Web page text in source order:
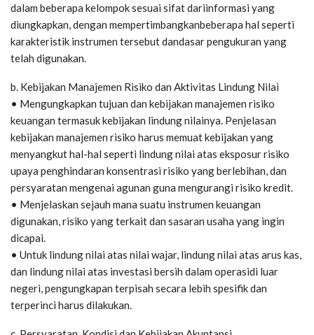
dalam beberapa kelompok sesuai sifat dariinformasi yang
diungkapkan, dengan mempertimbangkanbeberapa hal seperti
karakteristik instrumen tersebut dandasar pengukuran yang
telah digunakan.
b. Kebijakan Manajemen Risiko dan Aktivitas Lindung Nilai
• Mengungkapkan tujuan dan kebijakan manajemen risiko
keuangan termasuk kebijakan lindung nilainya. Penjelasan
kebijakan manajemen risiko harus memuat kebijakan yang
menyangkut hal-hal seperti lindung nilai atas eksposur risiko
upaya penghindaran konsentrasi risiko yang berlebihan, dan
persyaratan mengenai agunan guna mengurangi risiko kredit.
• Menjelaskan sejauh mana suatu instrumen keuangan
digunakan, risiko yang terkait dan sasaran usaha yang ingin
dicapai.
• Untuk lindung nilai atas nilai wajar, lindung nilai atas arus kas,
dan lindung nilai atas investasi bersih dalam operasidi luar
negeri, pengungkapan terpisah secara lebih spesifik dan
terperinci harus dilakukan.